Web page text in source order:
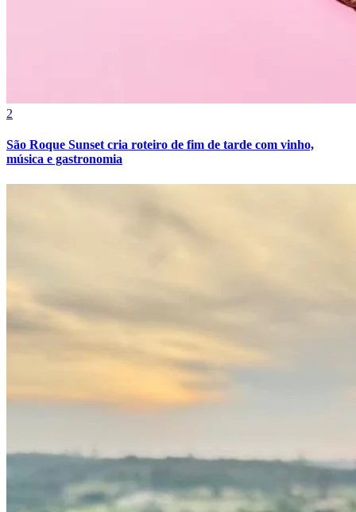
Cruzeiro
2
São Roque Sunset cria roteiro de fim de tarde com vinho,
música e gastronomia